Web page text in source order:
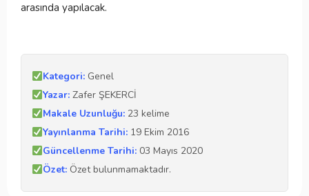
arasında yapılacak.
Kategori:Genel
Yazar:Zafer ŞEKERCİ
Makale Uzunluğu:23 kelime
Yayınlanma Tarihi:19 Ekim 2016
Güncellenme Tarihi:03 Mayıs 2020
Özet:Özet bulunmamaktadır.